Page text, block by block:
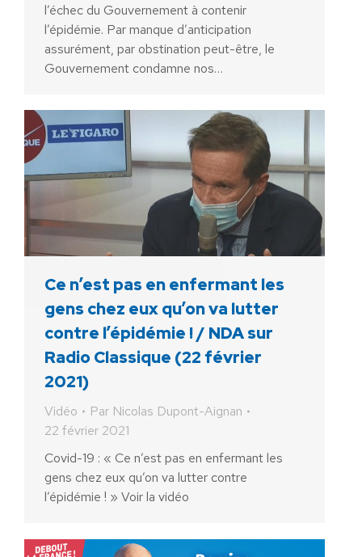
l’échec du Gouvernement à contenir
l’épidémie. Par manque d’anticipation
assurément, par obstination peut-être, le
Gouvernement condamne nos…
Ce n’est pas en enfermant les
gens chez eux qu’on va lutter
contre l’épidémie ! / NDA sur
Radio Classique (22 février
2021)
Vidéo Par Nicolas Dupont-Aignan
22 février 2021
Covid-19 : « Ce n’est pas en enfermant les
gens chez eux qu’on va lutter contre
l’épidémie ! » Voir la vidéo